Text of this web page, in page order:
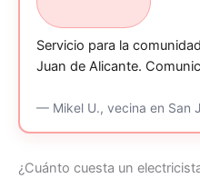
Servicio para la
Juan de Alicante.
—Mikel U., vecina en San
¿Cuánto cuesta un